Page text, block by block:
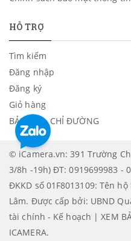
HỖ TRỢ
Tìm kiếm
Đăng nhập
Đăng ký
Giỏ hàng
BẢN ĐỒ - CHỈ ĐƯỜNG
© iCamera.vn: 391 Trường
3/8h -19h) ĐT: 0919699983 -
ĐKKD số 01F8013109: Tên
Lâm. Được cấp bởi: UBND
tài chính - Kế hoạch | XEM
ICAMERA.